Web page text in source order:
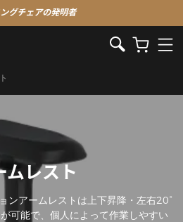
グチェアの発明者
ムレスト
ンアームレストは上下昇降・左右20°
可能で、個人によって作業しやすい